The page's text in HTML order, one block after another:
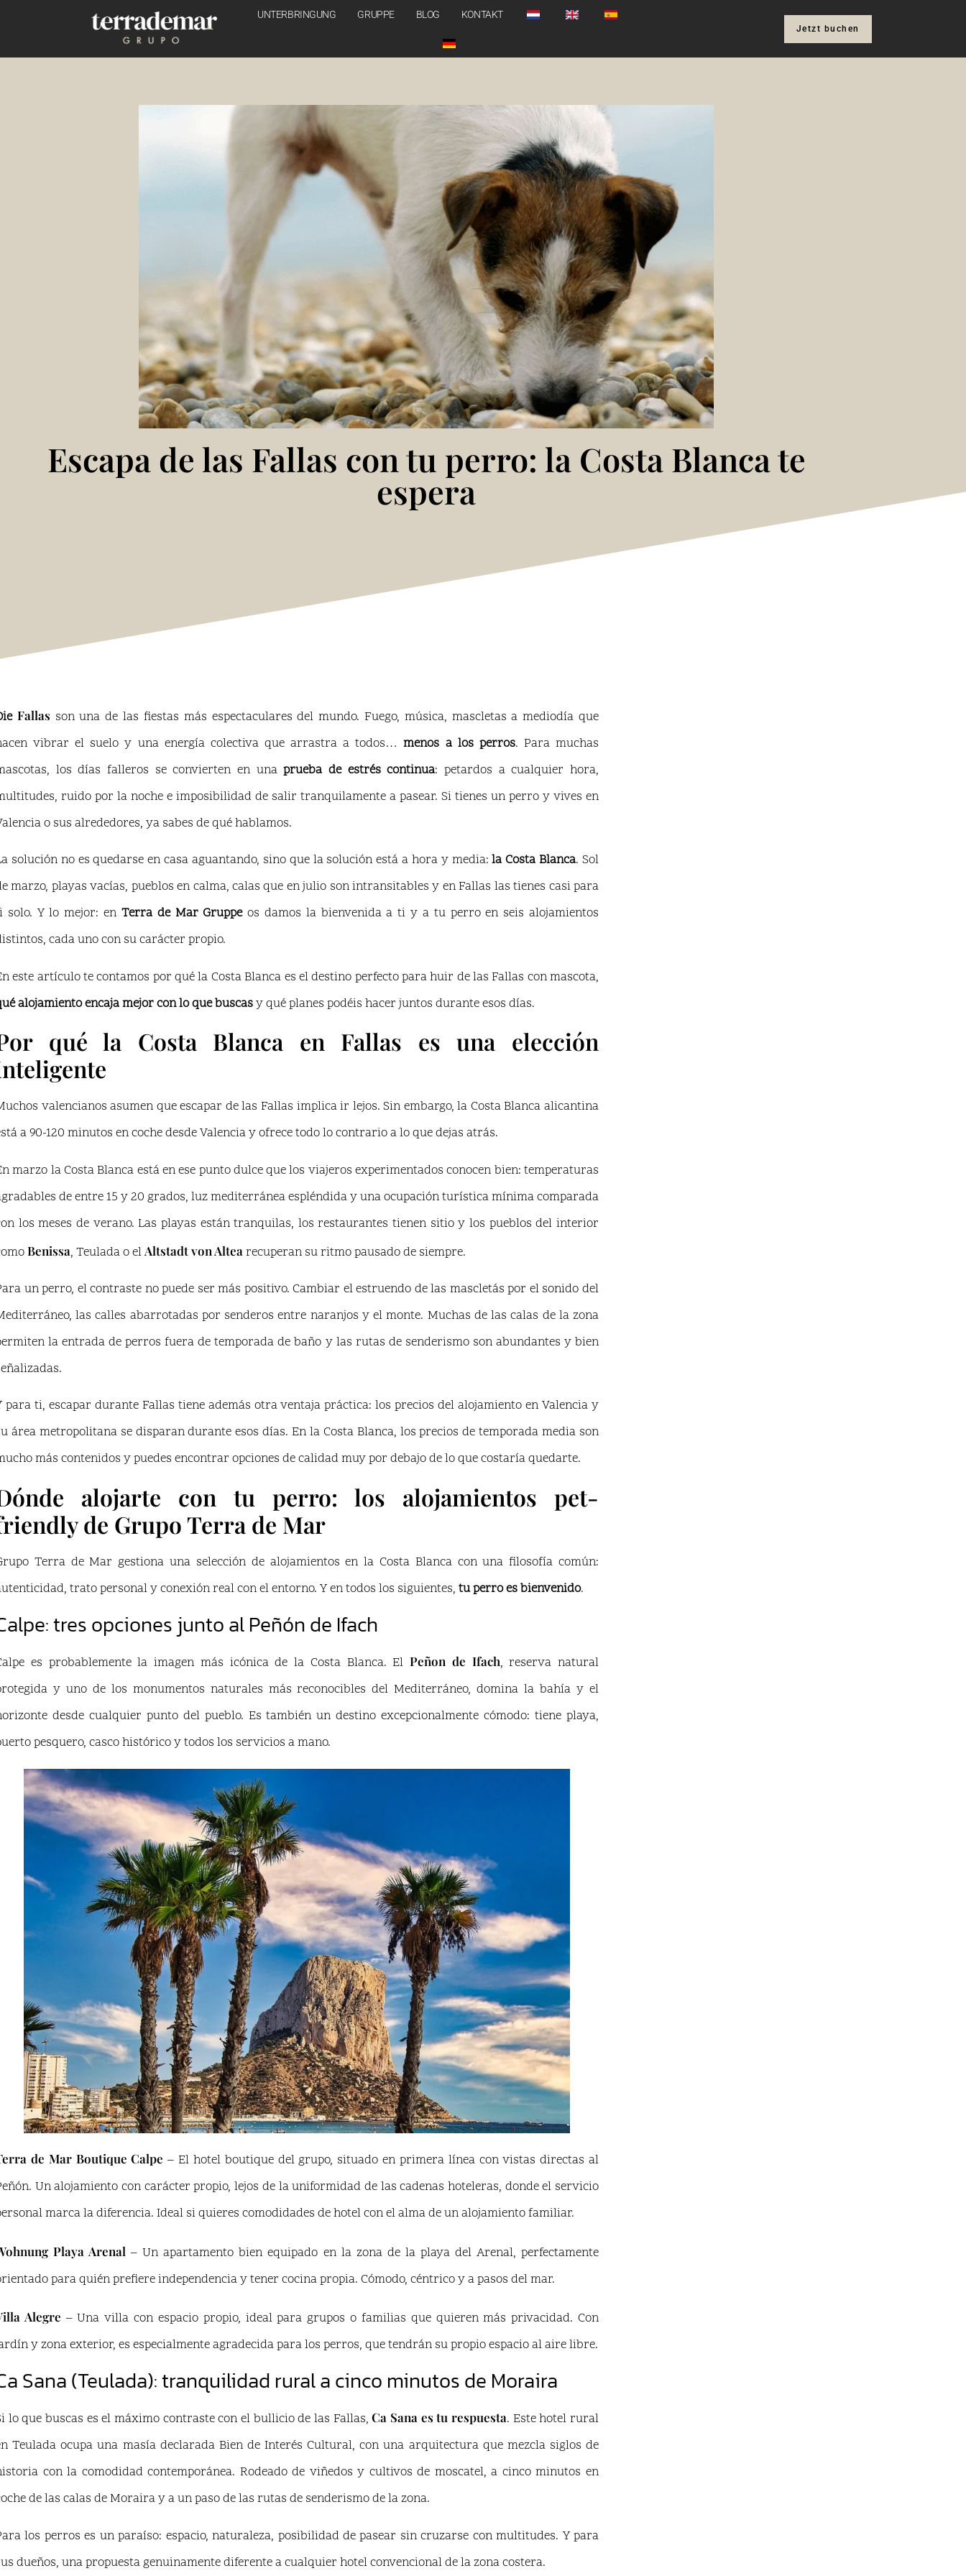
UNTERBRINGUNG GRUPPE BLOG KONTAKT
Jetzt buchen
Escapa de las Fallas con tu perro: la Costa Blanca te
espera
Fallas son una de las fiestas más espectaculares del mundo. Fuego, música, mascletas a mediodía que
vibrar el suelo y una energía colectiva que arrastra a todos…menos a los perros. Para muchas
los días falleros se convierten en unaprueba de estrés continua: petardos a cualquier hora,
ruido por la noche e imposibilidad de salir tranquilamente a pasear. Si tienes un perro y vives en
o sus alrededores, ya sabes de qué hablamos.
solución no es quedarse en casa aguantando, sino que la solución está a hora y media:la Costa Blanca. Sol
marzo, playas vacías, pueblos en calma, calas que en julio son intransitables y en Fallas las tienes casi para
solo. Y lo mejor: en Terra de Mar Gruppeos damos la bienvenida a ti y a tu perro en seis alojamientos
cada uno con su carácter propio.
este artículo te contamos por qué la Costa Blanca es el destino perfecto para huir de las Fallas con mascota,
alojamiento encaja mejor con lo que buscasy qué planes podéis hacer juntos durante esos días.
qué la Costa Blanca en Fallas es una elección
valencianos asumen que escapar de las Fallas implica ir lejos. Sin embargo, la Costa Blanca alicantina
a 90-120 minutos en coche desde Valencia y ofrece todo lo contrario a lo que dejas atrás.
marzo la Costa Blanca está en ese punto dulce que los viajeros experimentados conocen bien: temperaturas
de entre 15 y 20 grados, luz mediterránea espléndida y una ocupación turística mínima comparada
los meses de verano. Las playas están tranquilas, los restaurantes tienen sitio y los pueblos del interior
Benissa, Teulada o el Altstadt von Altea recuperan su ritmo pausado de siempre.
un perro, el contraste no puede ser más positivo. Cambiar el estruendo de las mascletás por el sonido del
las calles abarrotadas por senderos entre naranjos y el monte. Muchas de las calas de la zona
la entrada de perros fuera de temporada de baño y las rutas de senderismo son abundantes y bien
para ti, escapar durante Fallas tiene además otra ventaja práctica: los precios del alojamiento en Valencia y
área metropolitana se disparan durante esos días. En la Costa Blanca, los precios de temporada media son
más contenidos y puedes encontrar opciones de calidad muy por debajo de lo que costaría quedarte.
alojarte con tu perro: los alojamientos pet-
de Grupo Terra de Mar
Terra de Mar gestiona una selección de alojamientos en la Costa Blanca con una filosofía común:
trato personal y conexión real con el entorno. Y en todos los siguientes, tu perro es bienvenido.
tres opciones junto al Peñón de Ifach
es probablemente la imagen más icónica de la Costa Blanca. El Peñon de Ifach, reserva natural
y uno de los monumentos naturales más reconocibles del Mediterráneo, domina la bahía y el
desde cualquier punto del pueblo. Es también un destino excepcionalmente cómodo: tiene playa,
pesquero, casco histórico y todos los servicios a mano.
de Mar Boutique Calpe – El hotel boutique del grupo, situado en primera línea con vistas directas al
Un alojamiento con carácter propio, lejos de la uniformidad de las cadenas hoteleras, donde el servicio
marca la diferencia. Ideal si quieres comodidades de hotel con el alma de un alojamiento familiar.
Playa Arenal – Un apartamento bien equipado en la zona de la playa del Arenal, perfectamente
para quién prefiere independencia y tener cocina propia. Cómodo, céntrico y a pasos del mar.
Alegre – Una villa con espacio propio, ideal para grupos o familias que quieren más privacidad. Con
y zona exterior, es especialmente agradecida para los perros, que tendrán su propio espacio al aire libre.
Sana (Teulada): tranquilidad rural a cinco minutos de Moraira
lo que buscas es el máximo contraste con el bullicio de las Fallas,Ca Sana es tu respuesta. Este hotel rural
Teulada ocupa una masía declarada Bien de Interés Cultural, con una arquitectura que mezcla siglos de
con la comodidad contemporánea. Rodeado de viñedos y cultivos de moscatel, a cinco minutos en
de las calas de Moraira y a un paso de las rutas de senderismo de la zona.
los perros es un paraíso: espacio, naturaleza, posibilidad de pasear sin cruzarse con multitudes. Y para
dueños, una propuesta genuinamente diferente a cualquier hotel convencional de la zona costera.